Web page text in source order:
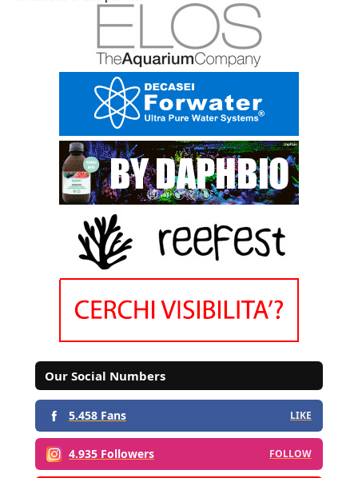
Our Social Numbers
5.458 Fans LIKE
4.935 Followers FOLLOW